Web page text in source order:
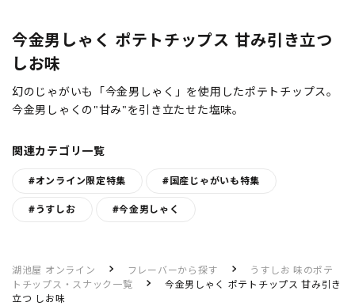
今金男しゃく ポテトチップス 甘み引き立つ
しお味
幻のじゃがいも「今金男しゃく」を使用したポテトチップス。
今金男しゃくの"甘み"を引き立たせた塩味。
関連カテゴリ一覧
#オンライン限定特集 #国産じゃがいも特集
#うすしお #今金男しゃく
湖池屋 オンライン フレーバーから探す
うすしお 味のポテ
トチップス・スナック一覧
今金男しゃく ポテトチップス 甘み引き
立つ しお味